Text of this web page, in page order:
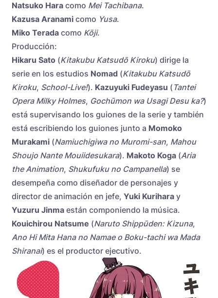
Natsuko Hara como Mei Tachibana.
Kazusa Aranami como Yusa.
Miko Terada como Kōji.
Producción:
Hikaru Sato (Kitakubu Katsudō Kiroku) dirige la
serie en los estudios Nomad (Kitakubu Katsudō
Kiroku, School-Live!). Kazuyuki Fudeyasu ( Tantei
Opera Milky Holmes, Gochūmon wa Usagi Desu ka?)
está supervisando los guiones de la serie y también
está escribiendo los guiones junto a Momoko
Murakami (Namiuchigiwa no Muromi-san, Mahou
Shoujo Nante Mouiidesukara). Makoto Koga (Aria
the Animation, Shukufuku no Campanella) se
desempeña como diseñador de personajes y
director de animación en jefe, Yuki Kurihara y
Yuzuru Jinma están componiendo la música.
Kouichirou Natsume (Naruto Shippūden: Kizuna,
Ano Hi Mita Hana no Namae o Boku-tachi wa Mada
Shiranai) es el productor ejecutivo.